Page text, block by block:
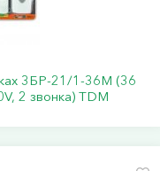
3БР-21/1-36М (36
2 звонка) TDM